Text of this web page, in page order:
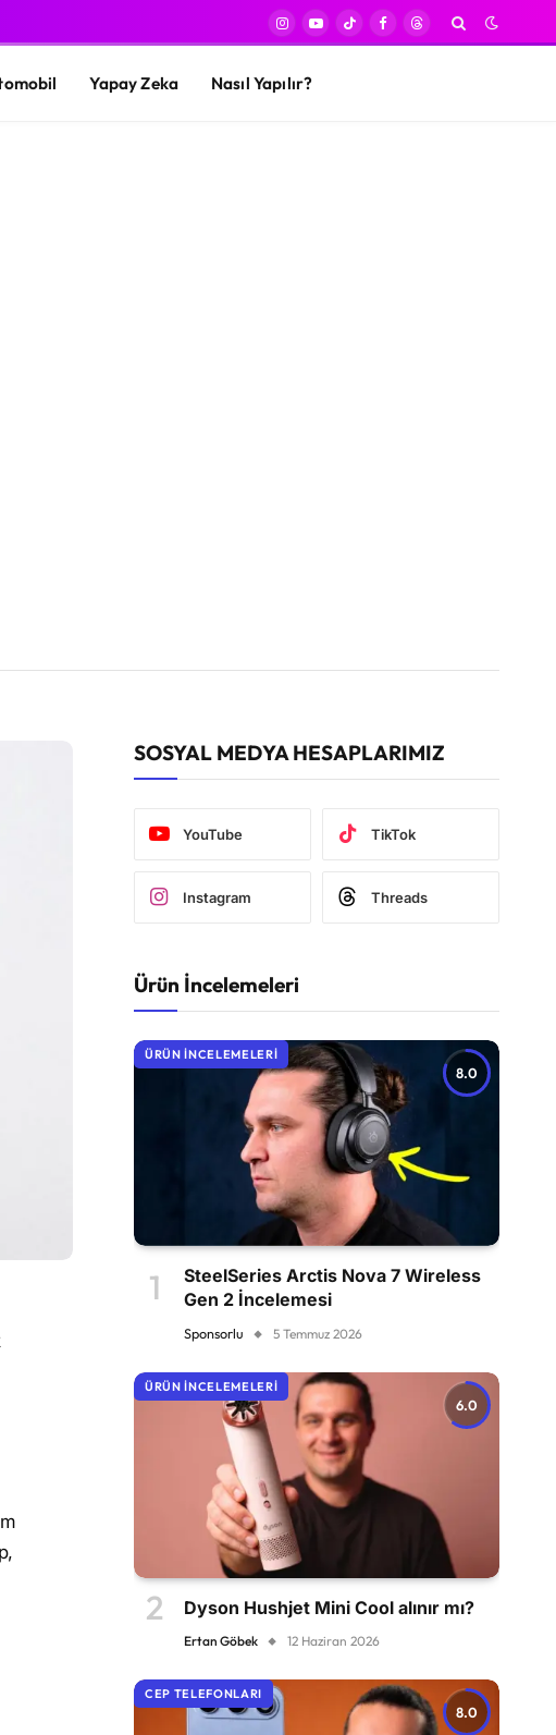
Instagram
YouTube
TikTokFacebook
Threads
Yapay Zeka Nasıl Yapılır?
SOSYAL MEDYA HESAPLARIMIZ
YouTube TikTok
Instagram Threads
Ürün İncelemeleri
8.0
ÜRÜN İNCELEMELERI
SteelSeries Arctis Nova 7 Wireless
Gen 2 İncelemesi
Sponsorlu 5 Temmuz 2026
6.0
ÜRÜN İNCELEMELERI
Dyson Hushjet Mini Cool alınır mı?
Ertan Göbek 12 Haziran 2026
8.0
CEP TELEFONLARI